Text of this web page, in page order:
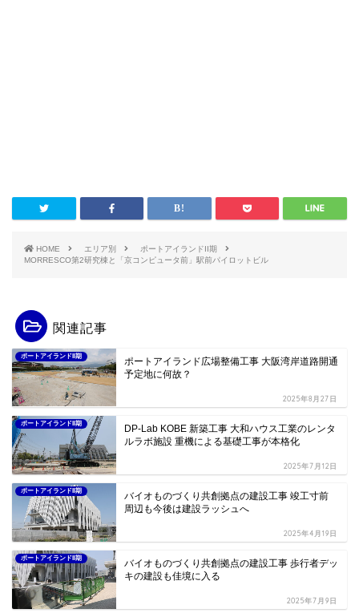
HOME エリア別
ポートアイランドII期
MORRESCO第2研究棟と「京コンピュータ前」駅前パイロットビル
関連記事
ポートアイランドII期
ポートアイランド広場整備工事 大阪湾岸道路開通
予定地に何故？
2025年8月27日
ポートアイランドII期
DP-Lab KOBE 新築工事 大和ハウス工業のレンタ
ルラボ施設 重機による基礎工事が本格化
2025年7月12日
ポートアイランドII期
バイオものづくり共創拠点の建設工事 竣工寸前
周辺も今後は建設ラッシュへ
2025年4月19日
ポートアイランドII期
バイオものづくり共創拠点の建設工事 歩行者デッ
キの建設も佳境に入る
2025年7月9日